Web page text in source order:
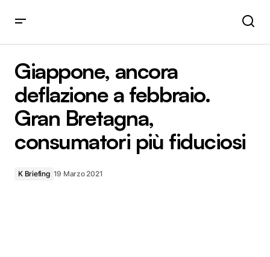
consumatori più fiduciosi
Giappone, ancora
deflazione a febbraio.
Gran Bretagna,
consumatori più fiduciosi
K Briefing 19 Marzo 2021